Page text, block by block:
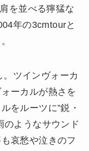
を並べる獰猛な
年の3cmtourと
ツインヴォーカ
ーカルが熱さを
をルーツに”鋭・
のようなサウンド
哀愁や泣きのフ